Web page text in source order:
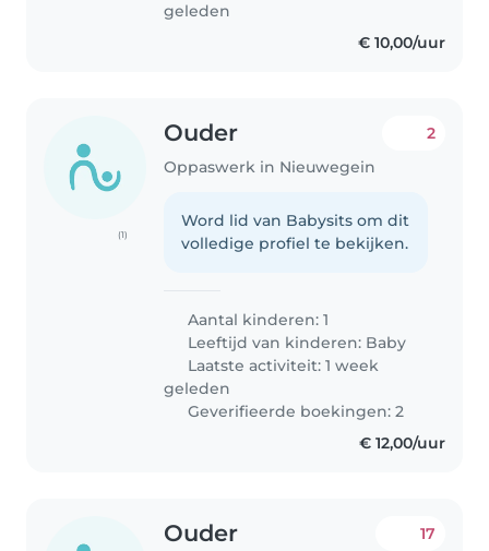
geleden
€ 10,00/uur
(1)
Ouder
Oppaswerk in Nieuwegein
2
Word lid van Babysits om dit
volledige profiel te bekijken.
Aantal kinderen: 1
Leeftijd van kinderen: Baby
Laatste activiteit: 1 week
geleden
Geverifieerde boekingen: 2
€ 12,00/uur
Ouder 17